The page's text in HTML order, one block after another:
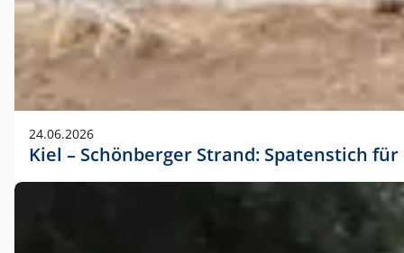
24.06.2026
Kiel – Schönberger Strand: Spatenstich